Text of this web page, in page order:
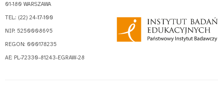
01-180 WARSZAWA
TEL.: (22) 24-17-100
NIP: 5250008695
REGON: 000178235
AE: PL-72330-81243-EGRAW-28